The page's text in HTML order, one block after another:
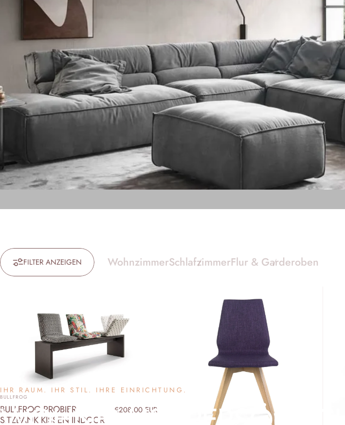
IHR RAUM. IHR STIL. IHRE EINRICHTUNG.
FILTER ANZEIGEN WohnzimmerSchlafzimmerFlur & Garderoben
ANBIETER:
BULLFROG
BULLFROG PROBIER
SITZBANK KISSEN INDOOR
€208,00 EUR